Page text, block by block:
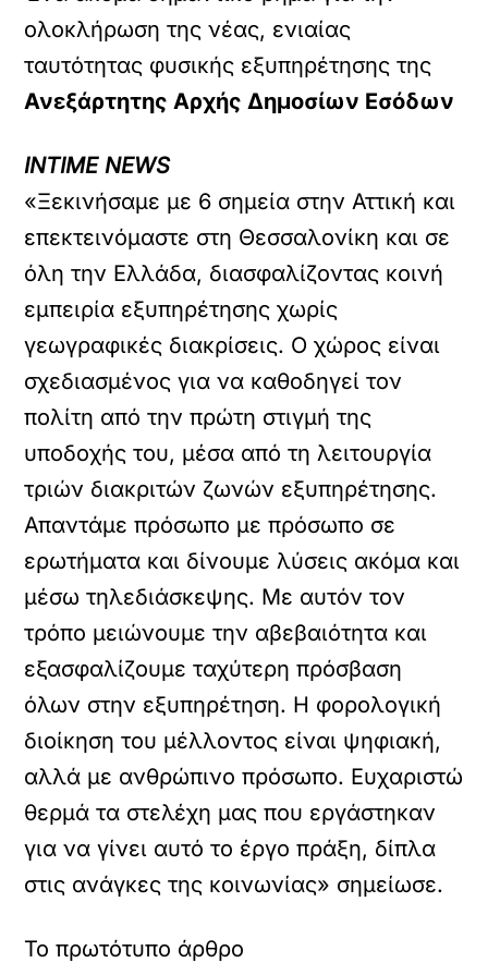
ολοκλήρωση της νέας, ενιαίας
ταυτότητας φυσικής εξυπηρέτησης της
Ανεξάρτητης Αρχής Δημοσίων Εσόδων
INTIME NEWS
«Ξεκινήσαμε με 6 σημεία στην Αττική και
επεκτεινόμαστε στη Θεσσαλονίκη και σε
όλη την Ελλάδα, διασφαλίζοντας κοινή
εμπειρία εξυπηρέτησης χωρίς
γεωγραφικές διακρίσεις. Ο χώρος είναι
σχεδιασμένος για να καθοδηγεί τον
πολίτη από την πρώτη στιγμή της
υποδοχής του, μέσα από τη λειτουργία
τριών διακριτών ζωνών εξυπηρέτησης.
Απαντάμε πρόσωπο με πρόσωπο σε
ερωτήματα και δίνουμε λύσεις ακόμα και
μέσω τηλεδιάσκεψης. Με αυτόν τον
τρόπο μειώνουμε την αβεβαιότητα και
εξασφαλίζουμε ταχύτερη πρόσβαση
όλων στην εξυπηρέτηση. Η φορολογική
διοίκηση του μέλλοντος είναι ψηφιακή,
αλλά με ανθρώπινο πρόσωπο. Ευχαριστώ
θερμά τα στελέχη μας που εργάστηκαν
για να γίνει αυτό το έργο πράξη, δίπλα
στις ανάγκες της κοινωνίας» σημείωσε.
Το πρωτότυπο άρθρο